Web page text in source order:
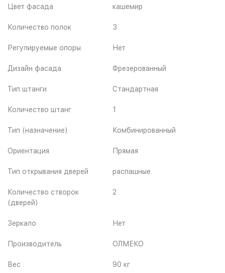
Цвет фасада кашемир
Количество полок 3
Регулируемые опоры Нет
Дизайн фасада Фрезерованный
Тип штанги Стандартная
Количество штанг 1
Тип (назначение) Комбинированный
Ориентация Прямая
Тип открывания дверей распашные
Количество створок
(дверей)
2
Зеркало Нет
Производитель ОЛМЕКО
Вес 90 кг